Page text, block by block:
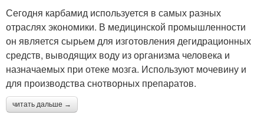
Сегодня карбамид используется в самых разных
отраслях экономики. В медицинской промышленности
он является сырьем для изготовления дегидрационных
средств, выводящих воду из организма человека и
назначаемых при отеке мозга. Используют мочевину и
для производства снотворных препаратов.
читать дальше →